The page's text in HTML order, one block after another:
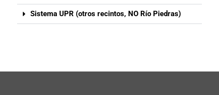
Sistema UPR (otros recintos, NO Río Piedras)